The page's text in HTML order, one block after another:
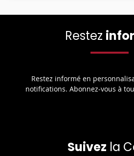
Restez
Restez informé en
notifications. Abonnez-vous à
Suivez la